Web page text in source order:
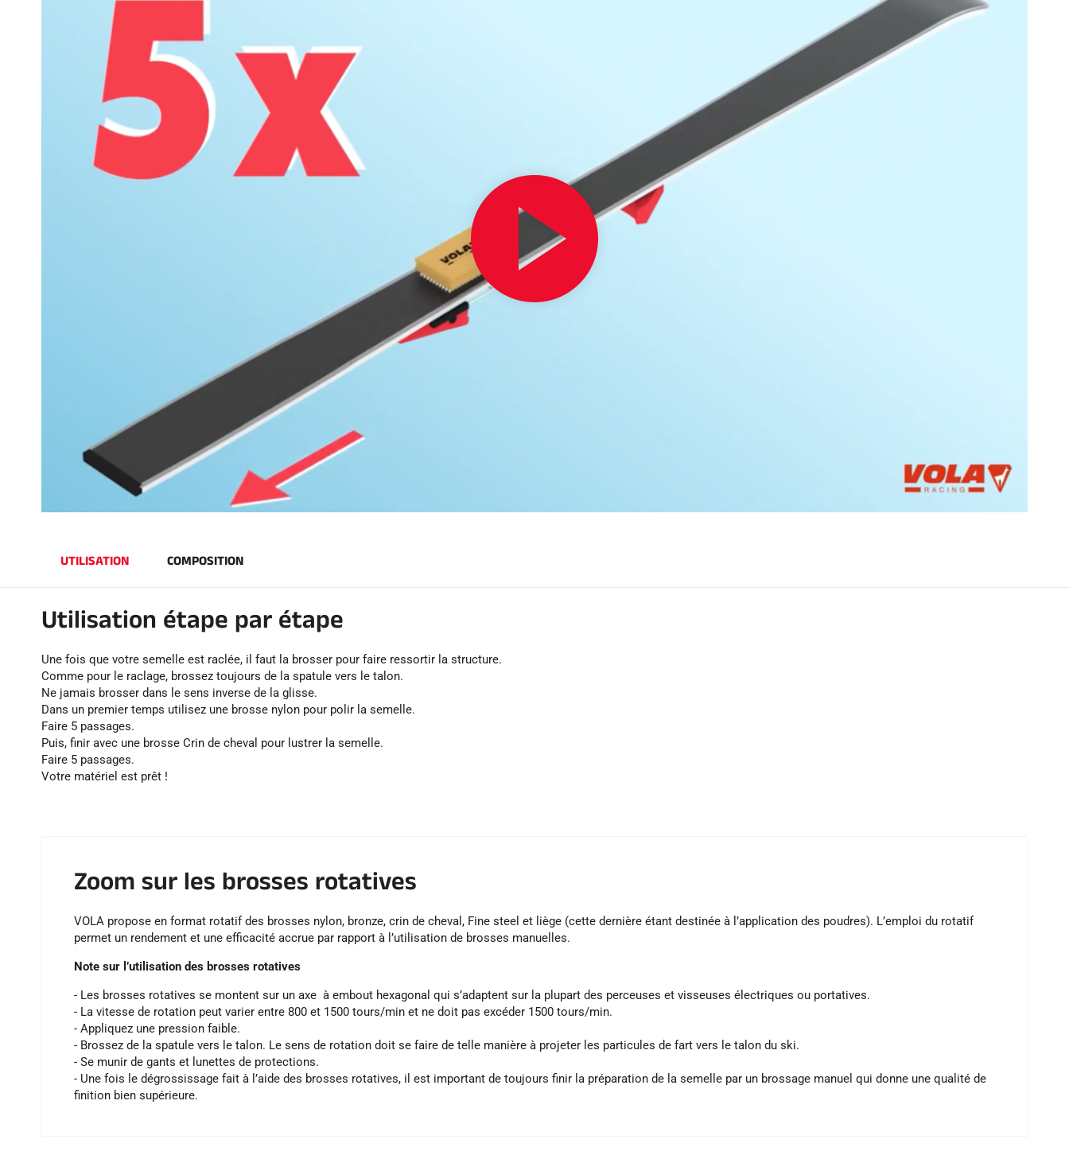
UTILISATION COMPOSITION
Utilisation étape par étape
Une fois que votre semelle est raclée, il faut la brosser pour faire ressortir la structure.
Comme pour le raclage, brossez toujours de la spatule vers le talon.
Ne jamais brosser dans le sens inverse de la glisse.
Dans un premier temps utilisez une brosse nylon pour polir la semelle.
Faire 5 passages.
Puis, finir avec une brosse Crin de cheval pour lustrer la semelle.
Faire 5 passages.
Votre matériel est prêt !
Zoom sur les brosses rotatives
VOLA propose en format rotatif des brosses nylon, bronze, crin de cheval, Fine steel et liège (cette dernière étant destinée à l’application des poudres). L’emploi du rotatif
permet un rendement et une efficacité accrue par rapport à l’utilisation de brosses manuelles.
Note sur l’utilisation des brosses rotatives
- Les brosses rotatives se montent sur un axe à embout hexagonal qui s’adaptent sur la plupart des perceuses et visseuses électriques ou portatives.
- La vitesse de rotation peut varier entre 800 et 1500 tours/min et ne doit pas excéder 1500 tours/min.
- Appliquez une pression faible.
- Brossez de la spatule vers le talon. Le sens de rotation doit se faire de telle manière à projeter les particules de fart vers le talon du ski.
- Se munir de gants et lunettes de protections.
- Une fois le dégrossissage fait à l’aide des brosses rotatives, il est important de toujours finir la préparation de la semelle par un brossage manuel qui donne une qualité de
finition bien supérieure.